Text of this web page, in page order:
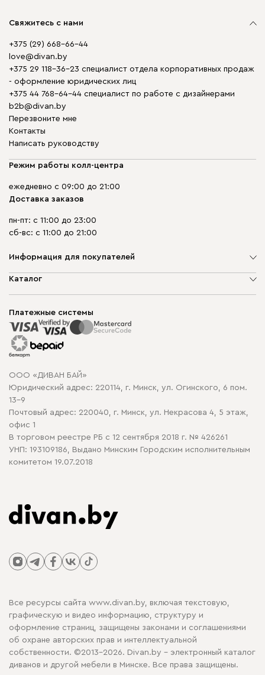
Свяжитесь с нами
+375 (29) 668-66-44
love@divan.by
+375 29 118-36-23 специалист отдела корпоративных продаж
- оформление юридических лиц
+375 44 768-64-44 специалист по работе с дизайнерами
b2b@divan.by
Перезвоните мне
Контакты
Написать руководству
Режим работы колл-центра
ежедневно с 09:00 до 21:00
Доставка заказов
пн-пт: с 11:00 до 23:00
сб-вс: с 11:00 до 21:00
Информация для покупателей
О компании
Способы оплаты
Рассрочка и кредит
Гарантия
Карта сайта
Политика конфиденциальности
Политика в отношении обработки cookie
Каталог
Корпусная мебель
Распродажа мебели
Платежные системы
ООО «ДИВАН БАЙ»
Юридический адрес: 220114, г. Минск, ул. Огинского, 6 пом.
13-9
Почтовый адрес: 220040, г. Минск, ул. Некрасова 4, 5 этаж,
офис 1
В торговом реестре РБ с 12 сентября 2018 г. № 426261
УНП: 193109186, Выдано Минским Городским исполнительным
комитетом 19.07.2018
Все ресурсы сайта www.divan.by, включая текстовую,
графическую и видео информацию, структуру и
оформление страниц, защищены законами и соглашениями
об охране авторских прав и интеллектуальной
собственности. ©2013-2026. Divan.by - электронный каталог
диванов и другой мебели в Минске. Все права защищены.